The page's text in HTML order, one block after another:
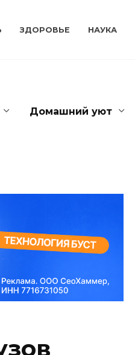
ЗДОРОВЬЕ НАУКА
Домашний уют